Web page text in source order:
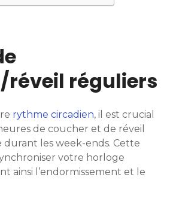
réguliers
rythme circadien, il est crucial
de coucher et de réveil
durant les week-ends. Cette
votre horloge
ainsi l’endormissement et le